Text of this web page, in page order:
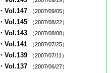
・Vol.147 （2007/09/05）
・Vol.145 （2007/08/22）
・Vol.143 （2007/08/08）
・Vol.141 （2007/07/25）
・Vol.139 （2007/07/11）
・Vol.137 （2007/06/27）